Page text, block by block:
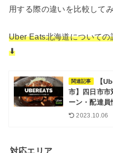
用する際の違いを比較して
Uber Eats北海道について
⬇︎
関連記事
【
市】四日市
ーン・配達員
2023.10.06
対応エリア